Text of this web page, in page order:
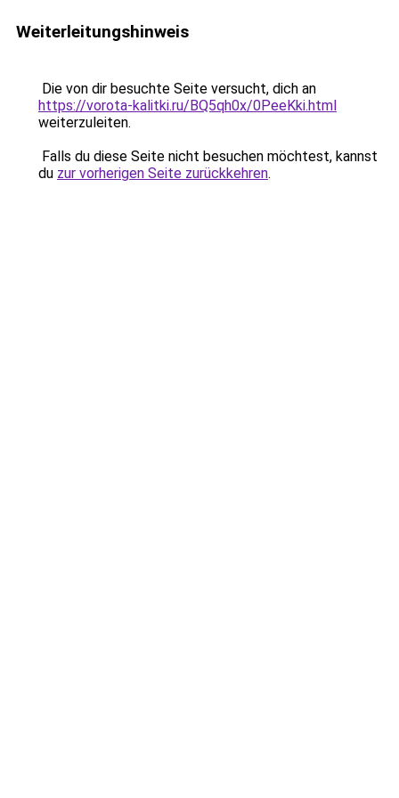
Weiterleitungshinweis
Die von dir besuchte Seite versucht, dich an
https://vorota-kalitki.ru/BQ5qh0x/0PeeKki.html
weiterzuleiten.
Falls du diese Seite nicht besuchen möchtest, kannst
du zur vorherigen Seite zurückkehren.